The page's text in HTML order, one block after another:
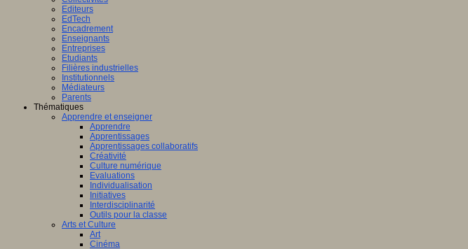
Editeurs
EdTech
Encadrement
Enseignants
Entreprises
Etudiants
Filières industrielles
Institutionnels
Médiateurs
Parents
Thématiques
Apprendre et enseigner
Apprendre
Apprentissages
Apprentissages collaboratifs
Créativité
Culture numérique
Evaluations
Individualisation
Initiatives
Interdisciplinarité
Outils pour la classe
Arts et Culture
Art
Cinéma